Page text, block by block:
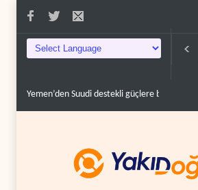
Yemen’den Suudi destekli güçlere büyük